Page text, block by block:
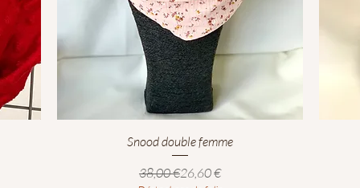
Aperçu rapide
Snood double femme
Prix original
38,00 €Prix promotionnel
26,60 €